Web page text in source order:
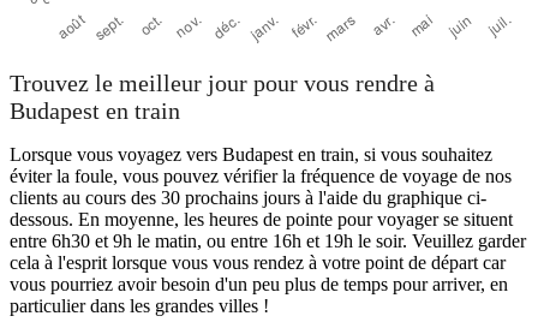
Trouvez le meilleur jour pour vous rendre à
Budapest en train
Lorsque vous voyagez vers Budapest en train, si vous souhaitez
éviter la foule, vous pouvez vérifier la fréquence de voyage de nos
clients au cours des 30 prochains jours à l'aide du graphique ci-
dessous. En moyenne, les heures de pointe pour voyager se situent
entre 6h30 et 9h le matin, ou entre 16h et 19h le soir. Veuillez garder
cela à l'esprit lorsque vous vous rendez à votre point de départ car
vous pourriez avoir besoin d'un peu plus de temps pour arriver, en
particulier dans les grandes villes !